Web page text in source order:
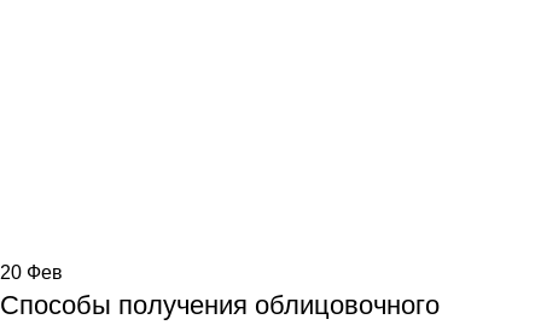
20 Фев
Способы получения облицовочного